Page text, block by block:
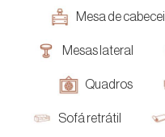
Mesa de
Mesas lateral
Quadros
Sofá retrátil